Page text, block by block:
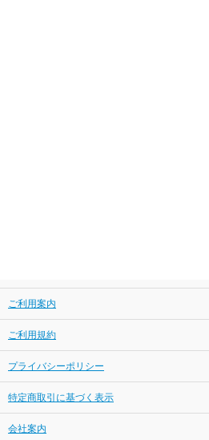
ご利用案内
ご利用規約
プライバシーポリシー
特定商取引に基づく表示
会社案内